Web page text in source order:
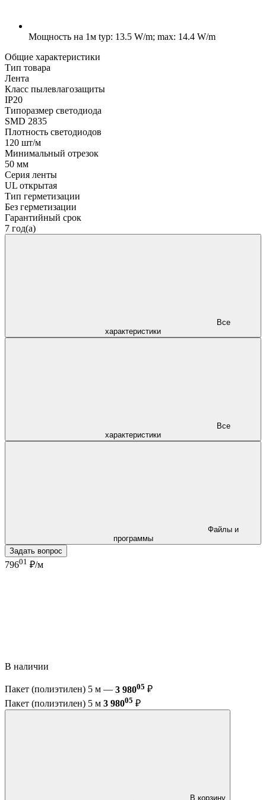
Мощность на 1м typ: 13.5 W/m; max: 14.4 W/m
Общие характеристики
Тип товара
Лента
Класс пылевлагозащиты
IP20
Типоразмер светодиода
SMD 2835
Плотность светодиодов
120 шт/м
Минимальный отрезок
50 мм
Серия ленты
UL открытая
Тип герметизации
Без герметизации
Гарантийный срок
7 год(а)
характеристики
характеристики
программы
Задать вопрос
79601 ₽/м
В наличии
Пакет (полиэтилен) 5 м — 3 98005 ₽
Пакет (полиэтилен) 5 м 3 98005 ₽
В корзину